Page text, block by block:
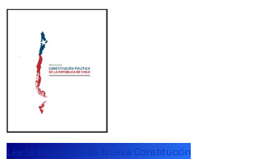
Lee la Propuesta de Nueva Constitución